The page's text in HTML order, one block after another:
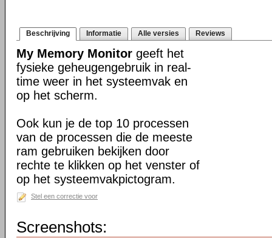
Beschrijving Informatie Alle versies Reviews
My Memory Monitor geeft het
fysieke geheugengebruik in real-
time weer in het systeemvak en
op het scherm.
Ook kun je de top 10 processen
van de processen die de meeste
ram gebruiken bekijken door
rechte te klikken op het venster of
op het systeemvakpictogram.
Stel een correctie voor
Screenshots: